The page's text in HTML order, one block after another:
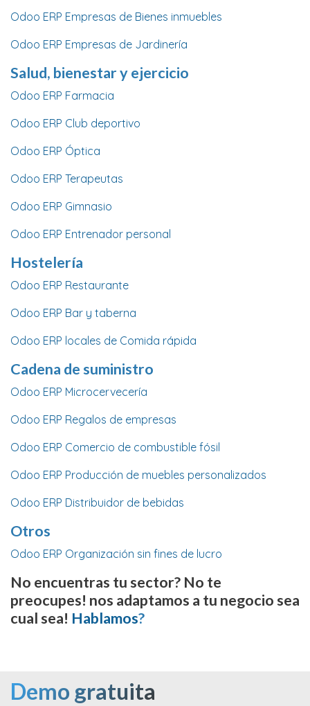
Odoo ERP Empresas de Bienes inmuebles
Odoo ERP Empresas de Jardinería
Salud, bienestar y ejercicio
Odoo ERP Farmacia
Odoo ERP Club deportivo
Odoo ERP Óptica
Odoo ERP Terapeutas
Odoo ERP Gimnasio
Odoo ERP Entrenador personal
Hostelería
Odoo ERP Restaurante
Odoo ERP Bar y taberna
Odoo ERP locales de Comida rápida
Cadena de suministro
Odoo ERP Microcervecería
Odoo ERP Regalos de empresas
Odoo ERP Comercio de combustible fósil
Odoo ERP Producción de muebles personalizados
Odoo ERP Distribuidor de bebidas
Otros
Odoo ERP Organización sin fines de lucro
No encuentras tu sector? No te
preocupes! nos adaptamos a tu negocio sea
cual sea! Hablamos?
Demo gratuita